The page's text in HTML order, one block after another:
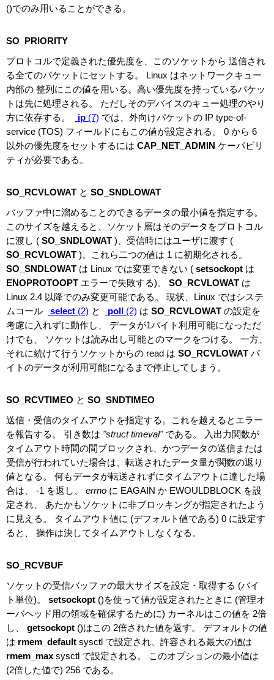
()でのみ用いることができる。
SO_PRIORITY
プロトコルで定義された優先度を、このソケットから 送信され
る全てのパケットにセットする。 Linux はネットワークキュー
内部の 整列にこの値を用いる。高い優先度を持っているパケッ
トは先に処理される。 ただしそのデバイスのキュー処理のやり
方に依存する。
ip (7) では、外向けパケットの IP type-of-
service (TOS) フィールドにもこの値が設定される。 0 から 6
以外の優先度をセットするには CAP_NET_ADMIN ケーパビリ
ティが必要である。
SO_RCVLOWAT と SO_SNDLOWAT
バッファ中に溜めることのできるデータの最小値を指定する。
このサイズを越えると、ソケット層はそのデータをプロトコル
に渡し ( SO_SNDLOWAT )、受信時にはユーザに渡す (
SO_RCVLOWAT )。これら二つの値は 1 に初期化される。
SO_SNDLOWAT は Linux では変更できない ( setsockopt は
ENOPROTOOPT エラーで失敗する)。 SO_RCVLOWAT は
Linux 2.4 以降でのみ変更可能である。 現状、Linux ではシステ
ムコール
select (2) と poll (2) は SO_RCVLOWAT の設定を
考慮に入れずに動作し、 データが1バイト利用可能になっただ
けでも、 ソケットは読み出し可能とのマークをつける。 一方、
それに続けて行うソケットからの read は SO_RCVLOWAT バ
イトのデータが利用可能になるまで停止してしまう。
SO_RCVTIMEO と SO_SNDTIMEO
送信・受信のタイムアウトを指定する。これを越えるとエラー
を報告する。 引き数は "struct timeval"である。 入出力関数が
タイムアウト時間の間ブロックされ、かつデータの送信または
受信が行われていた場合は、転送されたデータ量が関数の返り
値となる。 何もデータが転送されずにタイムアウトに達した場
合は、 -1 を返し、 errno に EAGAIN か EWOULDBLOCK を設
定され、 あたかもソケットに非ブロッキングが指定されたよう
に見える。 タイムアウト値に (デフォルト値である) 0 に設定す
ると、 操作は決してタイムアウトしなくなる。
SO_RCVBUF
ソケットの受信バッファの最大サイズを設定・取得する (バイ
ト単位)。 setsockopt ()を使って値が設定されたときに (管理オ
ーバヘッド用の領域を確保するために) カーネルはこの値を 2倍
し、 getsockopt ()はこの 2倍された値を返す。 デフォルトの値
は rmem_default sysctl で設定され、許容される最大の値は
rmem_max sysctl で設定される。 このオプションの最小値は
(2倍した値で) 256 である。